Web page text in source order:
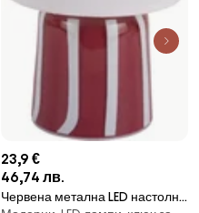
23,9 €
46,74 лв.
Червена метална LED настолна